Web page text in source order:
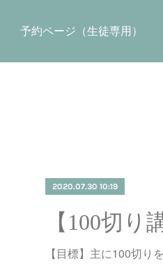
予約ページ（生徒専用）
2020.07.30 10:19
【目標】主に100切り